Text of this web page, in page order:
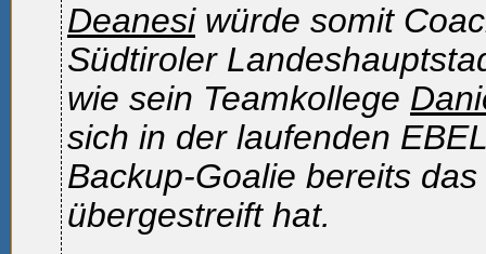
Deanesiwürde somit
Südtiroler
wie sein Teamkollege
sich in der laufenden
Backup-Goalie bereits
übergestreift hat.